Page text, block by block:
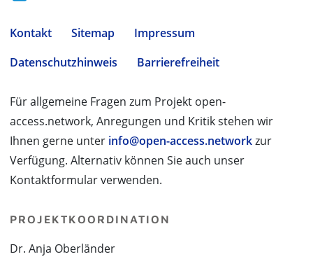
Kontakt Sitemap
Impressum
Datenschutzhinweis
Barrierefreiheit
Für allgemeine Fragen zum Projekt open-
access.network, Anregungen und Kritik stehen wir
Ihnen gerne unter info@open-access.networkzur
Verfügung. Alternativ können Sie auch unser
Kontaktformular verwenden.
PROJEKTKOORDINATION
Dr. Anja Oberländer